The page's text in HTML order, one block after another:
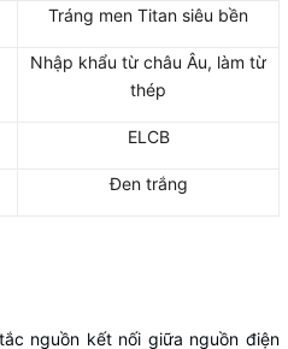
Tráng men Titan siêu bền
Nhập khẩu từ châu Âu, làm từ
thép
ELCB
Đen trắng
nguồn kết nối giữa nguồn điện